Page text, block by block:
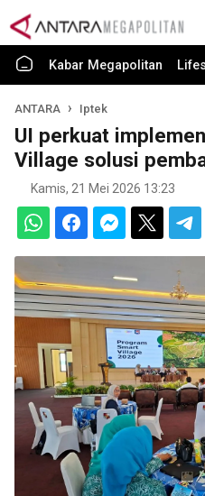
Kabar Megapolitan
ANTARA Iptek
UI perkuat
Village solusi
Kamis, 21 Mei 2026 13:23